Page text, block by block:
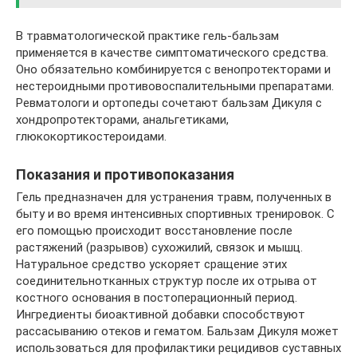
В травматологической практике гель-бальзам
применяется в качестве симптоматического средства.
Оно обязательно комбинируется с венопротекторами и
нестероидными противовоспалительными препаратами.
Ревматологи и ортопеды сочетают бальзам Дикуля с
хондропротекторами, анальгетиками,
глюкокортикостероидами.
Показания и противопоказания
Гель предназначен для устранения травм, полученных в
быту и во время интенсивных спортивных тренировок. С
его помощью происходит восстановление после
растяжений (разрывов) сухожилий, связок и мышц.
Натуральное средство ускоряет сращение этих
соединительнотканных структур после их отрыва от
костного основания в постоперационный период.
Ингредиенты биоактивной добавки способствуют
рассасыванию отеков и гематом. Бальзам Дикуля может
использоваться для профилактики рецидивов суставных